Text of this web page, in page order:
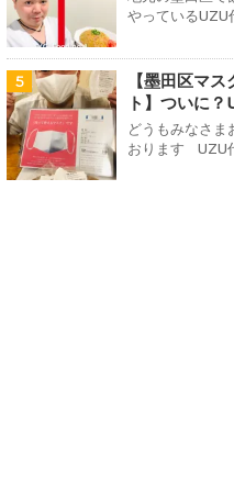
やっている
5
【墨田区マ
ト】ついに？
どうもみなさま
おります UZU